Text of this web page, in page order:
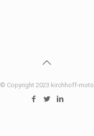
© Copyright 2023 kirchhoff-moto